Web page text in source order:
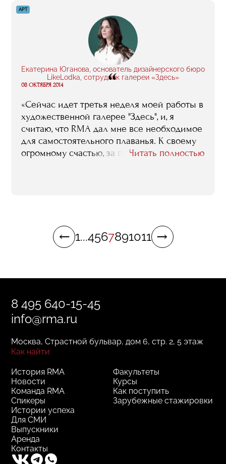
сюда для галочки, то лучше найти более
полезное применение для своих денег и
времени, ведь бизнес-образование – это не
строчка в резюме, это реальный опыт, и
чтобы его получить, нужно работать над
собой».
АРТ
Екатерина Юганова, основатель дизайнерского бюро
LikeLodka, сотрудник галереи «Здесь»
“
08 ОКТЯБРЯ 2014
«Сейчас идет третья неделя моей работы в
художественной галерее "Здесь", и, я
считаю, что RMA дал мне все необходимое
для самостоятельного плаванья. К своему
огромному счастью, за период учебы в
дух свободы. Знакомство с прекрасными
людьми, которые "по уши в искусстве",
сыграло со мной добрую шутку. Спасибо за
Читать полностью
1...4567891011
8 495 640-15-45
info@rma.ru
Москва, Страстной бульвар, дом 6, стр. 2, 5 этаж
Как найти
Факультеты
Курсы
Как поступить
Зарубежные стажировки
История RMA
Новости
Команда RMA
Спикеры
Истории успеха
Для СМИ
Выпускники
Аренда
Контакты